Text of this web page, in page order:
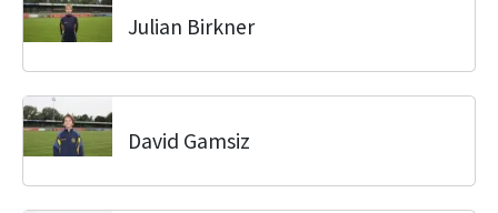
Julian Birkner
David Gamsiz